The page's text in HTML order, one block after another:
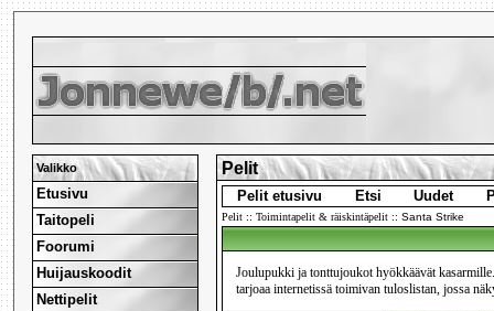
Valikko
Etusivu
Taitopeli
Foorumi
Huijauskoodit
Nettipelit
Pelit
Pelit etusivu Etsi Uudet
Pelit ::Toimintapelit & räiskintäpelit ::Santa Strike
Joulupukki ja tonttujoukot hyökkäävät
tarjoaa internetissä toimivan tuloslistan, jossa